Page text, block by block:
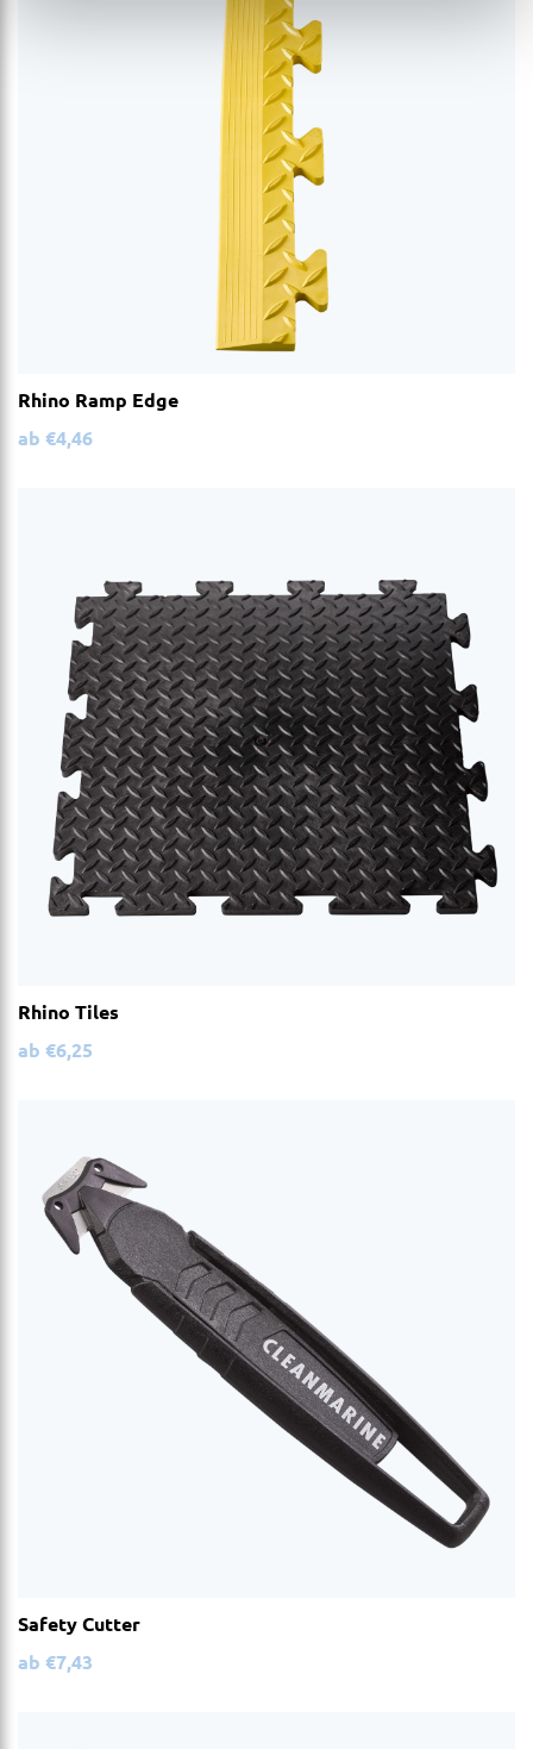
Rhino Ramp Edge
ab €4,46
Rhino Tiles
ab €6,25
Safety Cutter
ab €7,43